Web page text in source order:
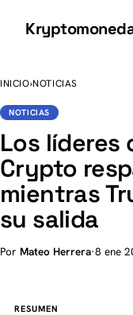
INICIO›NOTICIAS
NOTICIAS
Los líderes
Crypto
mientras
su salida
Por Mateo Herrera·8 ene
RESUMEN